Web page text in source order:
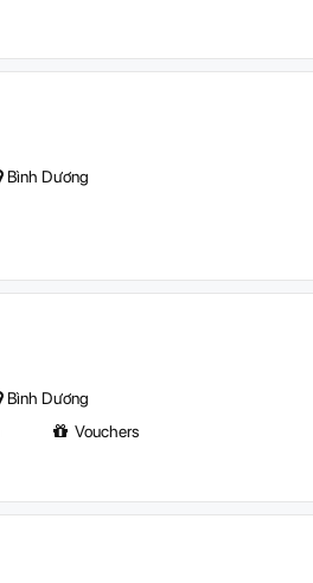
Bình Dương
Bình Dương
Vouchers